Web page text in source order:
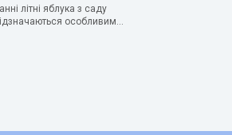
літні яблука з саду
особливим